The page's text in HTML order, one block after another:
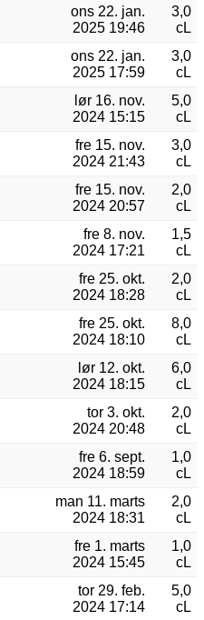
ons 22. jan.
2025 19:46
3,0
cL
ons 22. jan.
2025 17:59
3,0
cL
lør 16. nov.
2024 15:15
5,0
cL
fre 15. nov.
2024 21:43
3,0
cL
fre 15. nov.
2024 20:57
2,0
cL
fre 8. nov.
2024 17:21
1,5
cL
fre 25. okt.
2024 18:28
2,0
cL
fre 25. okt.
2024 18:10
8,0
cL
lør 12. okt.
2024 18:15
6,0
cL
tor 3. okt.
2024 20:48
2,0
cL
fre 6. sept.
2024 18:59
1,0
cL
man 11. marts
2024 18:31
2,0
cL
fre 1. marts
2024 15:45
1,0
cL
tor 29. feb.
2024 17:14
5,0
cL